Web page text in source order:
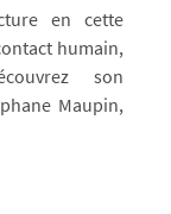
en cette
humain,
son
Maupin,